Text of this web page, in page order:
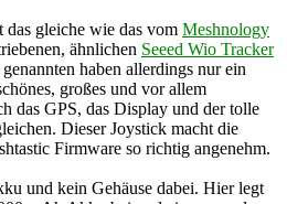
gleiche wie das vom Meshnology
ähnlichen Seeed Wio Tracker
haben allerdings nur ein
großes und vor allem
das GPS, das Display und der tolle
Dieser Joystick macht die
Firmware so richtig angenehm.
und kein Gehäuse dabei. Hier legt